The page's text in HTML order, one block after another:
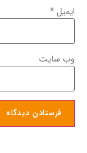
ایمیل*
وب‌ سایت